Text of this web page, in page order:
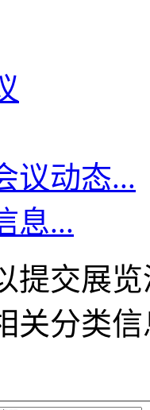
议动态...
息...
提交展
关分类